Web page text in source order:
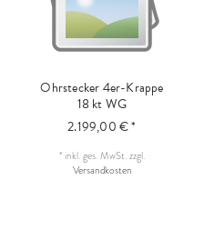
Ohrstecker 4er-Krappe
18 kt WG
2.199,00 € *
* inkl. ges. MwSt.zzgl.
Versandkosten